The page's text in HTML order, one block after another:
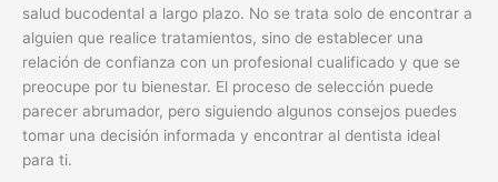
salud bucodental a largo plazo. No se trata solo de encontrar a
alguien que realice tratamientos, sino de establecer una
relación de confianza con un profesional cualificado y que se
preocupe por tu bienestar. El proceso de selección puede
parecer abrumador, pero siguiendo algunos consejos puedes
tomar una decisión informada y encontrar al dentista ideal
para ti.